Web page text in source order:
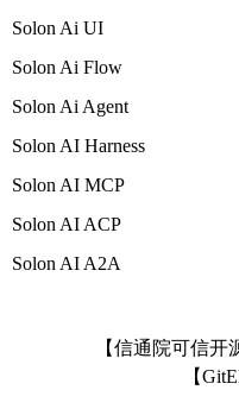
Solon Ai UI
Solon Ai Flow
Solon Ai Agent
Solon AI Harness
Solon AI MCP
Solon AI ACP
Solon AI A2A
【信通院可信开
【